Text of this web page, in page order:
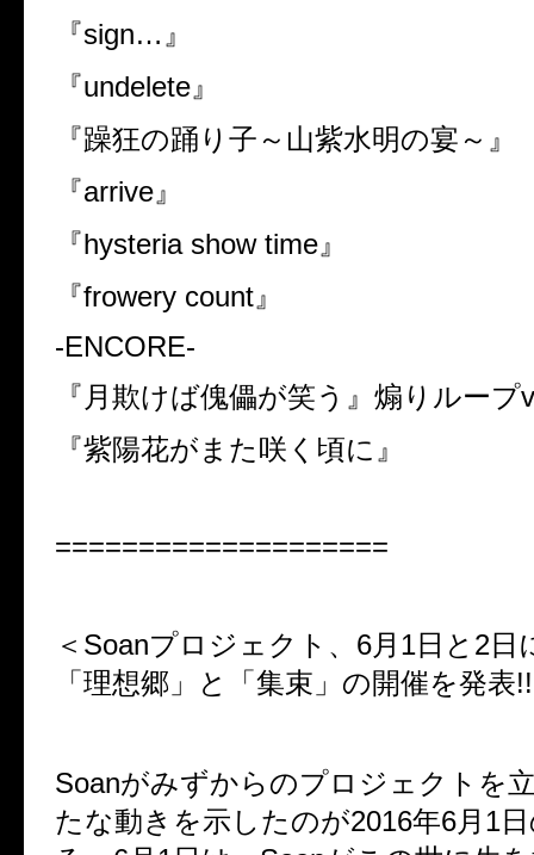
『sign…』
『undelete』
『躁狂の踊り子～山紫水明の宴～』
『arrive』
『hysteria show time』
『frowery count』
-ENCORE-
『月欺けば傀儡が笑う』煽りループ
『紫陽花がまた咲く頃に』
====================
＜ Soanプロジェクト、 6月 1日と 2日
「理想郷」と「集束」の開催を発表!!
Soanがみずからのプロジェクトを
たな動きを示したのが2016年6月1